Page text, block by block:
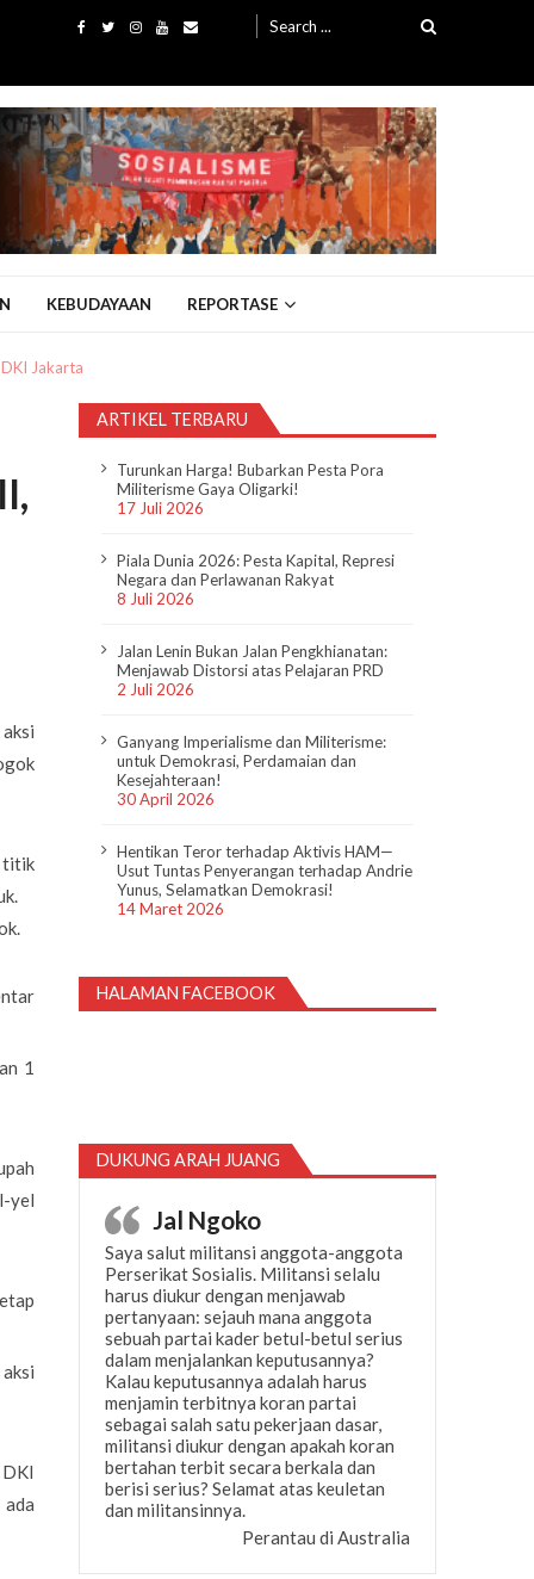
for:
KEBUDAYAAN REPORTASE
Jakarta
titik
1
yel
ARTIKEL TERBARU
Turunkan Harga! Bubarkan Pesta Pora
Militerisme Gaya Oligarki!
17 Juli 2026
Piala Dunia 2026: Pesta Kapital, Represi
Negara dan Perlawanan Rakyat
8 Juli 2026
Jalan Lenin Bukan Jalan Pengkhianatan:
Menjawab Distorsi atas Pelajaran PRD
2 Juli 2026
Ganyang Imperialisme dan Militerisme:
untuk Demokrasi, Perdamaian dan
Kesejahteraan!
30 April 2026
Hentikan Teror terhadap Aktivis HAM—
Usut Tuntas Penyerangan terhadap Andrie
Yunus, Selamatkan Demokrasi!
14 Maret 2026
HALAMAN FACEBOOK
DUKUNG ARAH JUANG
Jal Ngoko
Saya salut militansi anggota-anggota
Perserikat Sosialis. Militansi selalu
harus diukur dengan menjawab
pertanyaan: sejauh mana anggota
sebuah partai kader betul-betul serius
dalam menjalankan keputusannya?
Kalau keputusannya adalah harus
menjamin terbitnya koran partai
sebagai salah satu pekerjaan dasar,
militansi diukur dengan apakah koran
bertahan terbit secara berkala dan
berisi serius? Selamat atas keuletan
dan militansinnya.
Perantau di Australia